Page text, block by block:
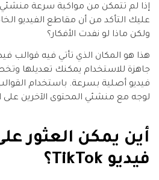
إذا لم تتمكن من مواكبة سرعة منشئي
عليك التأكد من أن مقاطع الفيديو
ولكن ماذا لو نفدت الأفكار؟
جاهزة للاستخدام يمكنك تعديلها
فيديو أصلية بسرعة. باستخدام
لوجه مع منشئي المحتوى الآخرين على
أين يمكن العثور
فيديو TikTok؟